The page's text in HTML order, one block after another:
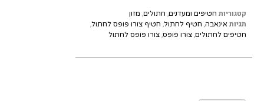
קטגוריות חטיפים ומעדנים, חתולים, מזון
תגיות אינאבה, חטיף לחתול, חטיף צורו פופס לחתול,
חטיפים לחתולים, צורו פופס, צורו פופס לחתול